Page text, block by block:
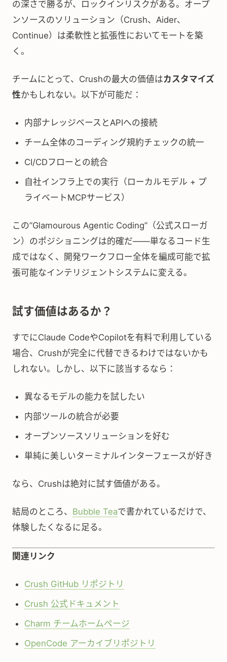
の深さで勝るが、ロックインリスクがある。オープ
ンソースのソリューション（Crush、Aider、
Continue）は柔軟性と拡張性においてモートを築
く。
チームにとって、Crushの最大の価値はカスタマイズ
性かもしれない。以下が可能だ：
内部ナレッジベースとAPIへの接続
チーム全体のコーディング規約チェックの統一
CI/CDフローとの統合
自社インフラ上での実行（ローカルモデル + プ
ライベートMCPサービス）
この”Glamourous Agentic Coding”（公式スローガ
ン）のポジショニングは的確だ——単なるコード生
成ではなく、開発ワークフロー全体を編成可能で拡
張可能なインテリジェントシステムに変える。
試す価値はあるか？
すでにClaude CodeやCopilotを有料で利用している
場合、Crushが完全に代替できるわけではないかも
しれない。しかし、以下に該当するなら：
異なるモデルの能力を試したい
内部ツールの統合が必要
オープンソースソリューションを好む
単純に美しいターミナルインターフェースが好き
なら、Crushは絶対に試す価値がある。
結局のところ、 Bubble Teaで書かれているだけで、
体験したくなるに足る。
関連リンク
Crush GitHub リポジトリ
Crush 公式ドキュメント
Charm チームホームページ
OpenCode アーカイブリポジトリ